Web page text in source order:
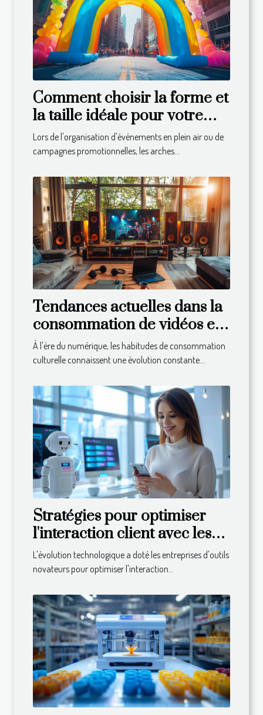
Comment choisir la forme et
la taille idéale pour votre
arche gonflable
Lors de l'organisation d'événements en plein air ou de
campagnes promotionnelles, les arches...
Tendances actuelles dans la
consommation de vidéos et
de musiques en ligne
À l'ère du numérique, les habitudes de consommation
culturelle connaissent une évolution constante...
Stratégies pour optimiser
l'interaction client avec les
chatbots
L'évolution technologique a doté les entreprises d'outils
novateurs pour optimiser l'interaction...